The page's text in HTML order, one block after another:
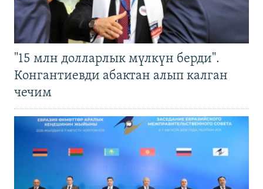
"15 млн долларлык мүлкүн берди".
Конгантиевди абактан алып калган
чечим